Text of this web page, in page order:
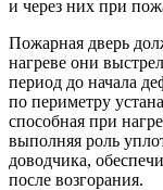
и через них при
Пожарная дверь
нагреве они
период до начала
по периметру
способная при
выполняя роль
доводчика,
после возгорания.